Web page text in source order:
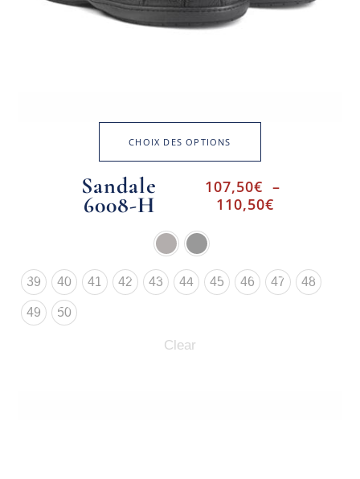
CHOIX DES OPTIONS
Sandale
6008-H
107,50€ –
110,50€
39 40 41 42 43 44 45 46 47 48
49 50
Clear